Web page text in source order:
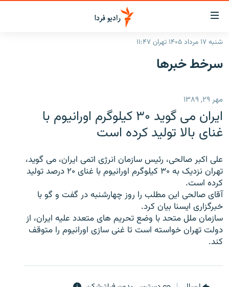
لینک‌های
قابلیت
دسترسی
بازگشت
اصلی
رفتن
صفحه
ایران
رادیو
انتخاب کنید و بشنوید
فرکانس‌ها
پادکست
گزارش‌های تصویری
گزارش‌های ویدئویی
زنان فردا
English
به ما بپیوندید
شنبه ۱۷ مرداد ۱۴۰۵ تهران ۱۱:۴۷
سرخط‌ خبرها
مهر ۲۹, ۱۳۸۹
ایران می گوید ۳۰ کیلوگرم اورانیوم با
غنای بالا تولید کرده است
علی اکبر صالحی، رئیس سازمان انرژی اتمی ایران، می گوید،
تهران نزدیک به ۳۰ کیلوگرم اورانیوم با غنای ۲۰ درصد تولید
کرده است.
آقای صالحی این مطلب را روز چهارشنبه در گفت و گو با
خبرگزاری ایسنا بیان کرد.
سازمان ملل متحد با وضع تحریم های متعدد علیه ایران، از
دولت تهران خواسته است تا غنی سازی اورانیوم را متوقف
کند.